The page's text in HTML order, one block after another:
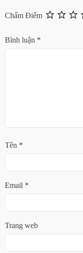
Chấm Điểm
Bình luận *
Tên *
Email *
Trang web